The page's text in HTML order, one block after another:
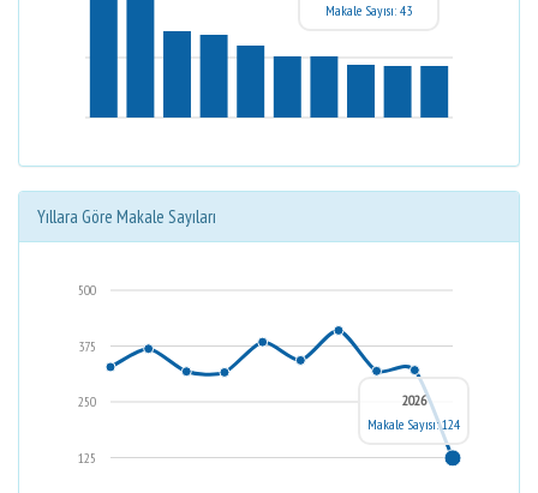
Makale Sayısı: 43
Yıllara Göre Makale Sayıları
125
250
375
500
2026
Makale Sayısı: 124